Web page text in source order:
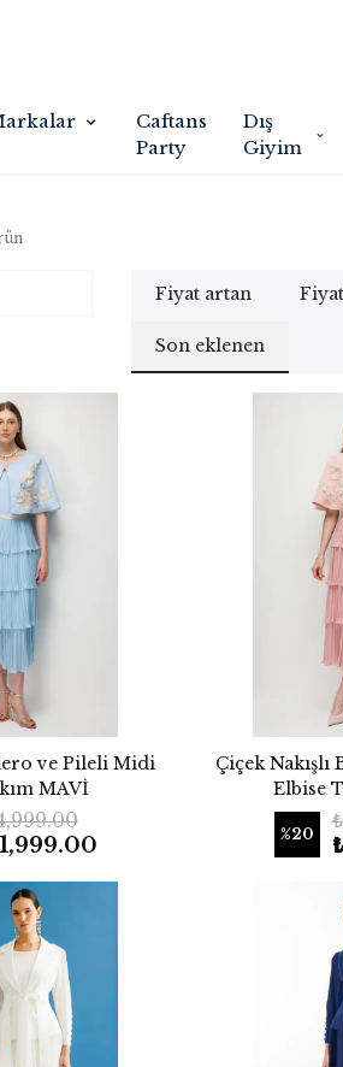
Caftans
Party
Dış
Giyim
Fiyat artan
Son eklenen
ve Pileli Midi
MAVİ
Çiçek
Elbise
%20